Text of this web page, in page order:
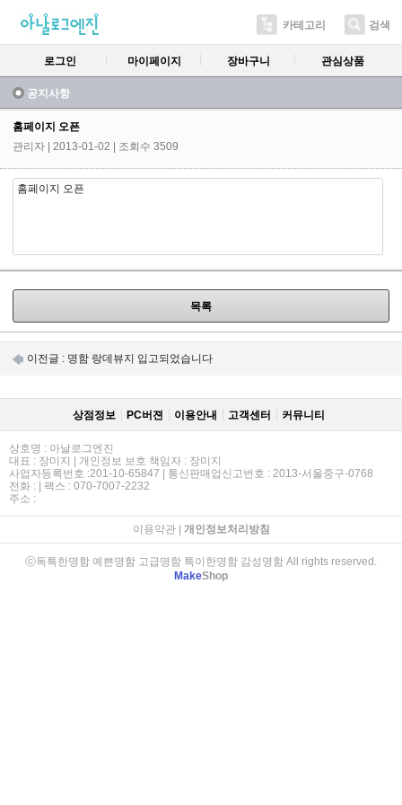
카테고리 검색
로그인 마이페이지 장바구니 관심상품
공지사항
홈페이지 오픈
관리자
| 2013-01-02 | 조회수 3509
홈페이지 오픈
목록
이전글 : 명함 랑데뷰지 입고되었습니다
상점정보 PC버젼 이용안내 고객센터 커뮤니티
상호명 : 아날로그엔진
대표 : 장미지 | 개인정보 보호 책임자 : 장미지
사업자등록번호 :201-10-65847 | 통신판매업신고번호 : 2013-서울중구-0768
전화 : | 팩스 : 070-7007-2232
주소 :
이용약관| 개인정보처리방침
ⓒ독특한명함 예쁜명함 고급명함 특이한명함 감성명함 All rights reserved.
MakeShop